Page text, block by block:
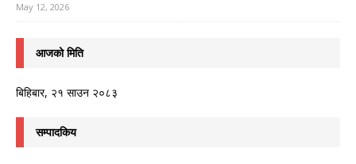
May 12, 2026
आजको मिति
बिहिबार, २१ साउन २०८३
सम्पादकिय